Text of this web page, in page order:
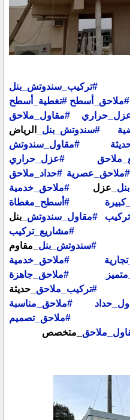
#تركيب_سندوتش_بنل
#ملاحق_أسطح #تغطية_أسطح
#مقاول_ملاحق
#سندوتش_بنل _الرياض
#مقاول_سندوتش
#عزل_حراري
#ملاحق_عصرية #حداد_ملاحق
_عزل #ملاحق_خدمية
#أسطح_مغطاة
#مقاول_سندوتش _بنل
#مشاريع_تركيب
#سندوتش_بنل _مقاوم
#ملاحق_خدمية
#ملاحق_جاهزة
#تركيب_ملاحق _حديثة
#ملاحق_مناسبة
#ملاحق_تصميم
_متخصص